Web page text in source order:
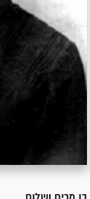
בן מרים ושלום